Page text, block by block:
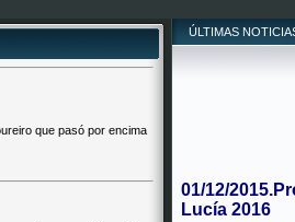
que pasó por encima
ÚLTIMAS
01/12/
Lucía 2016